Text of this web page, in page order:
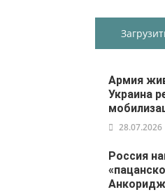
Армия
Украина
28.07.2026
Россия